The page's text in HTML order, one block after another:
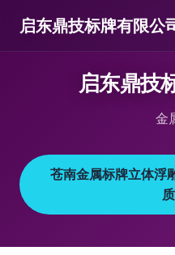
启东鼎技标牌有限公
启东鼎技
金
苍南金属标牌立体浮